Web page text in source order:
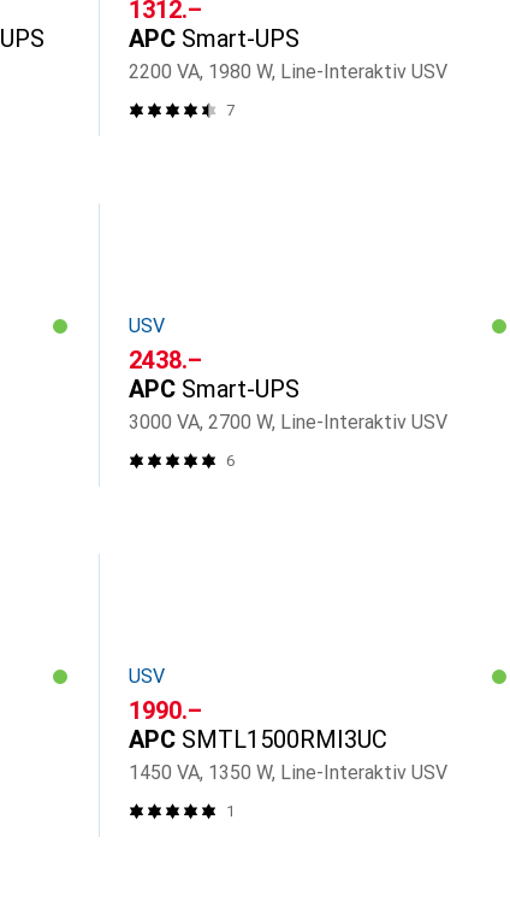
CHF
1312.–
APC Smart-UPS
2200 VA, 1980 W, Line-Interaktiv USV
7
USV
CHF
2438.–
APC Smart-UPS
3000 VA, 2700 W, Line-Interaktiv USV
6
USV
CHF
1990.–
APC SMTL1500RMI3UC
1450 VA, 1350 W, Line-Interaktiv USV
1